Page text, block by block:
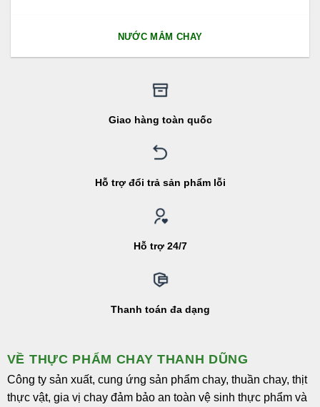
NƯỚC MẮM CHAY
Giao hàng toàn quốc
Hỗ trợ đổi trả sản phẩm lỗi
Hỗ trợ 24/7
Thanh toán đa dạng
VỀ THỰC PHẨM CHAY THANH DŨNG
Công ty sản xuất, cung ứng sản phẩm chay, thuần chay, thịt
thực vật, gia vị chay đảm bảo an toàn vệ sinh thực phẩm và